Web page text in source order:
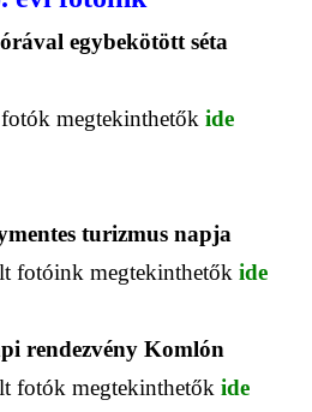
egybekötött séta
megtekinthetők ide
turizmus napja
fotóink megtekinthetők ide
rendezvény Komlón
fotók megtekinthetők ide